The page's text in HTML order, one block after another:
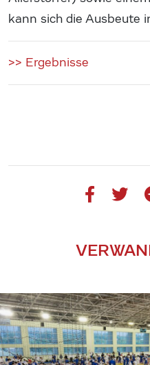
kann sich die Ausbeute
>> Ergebnisse